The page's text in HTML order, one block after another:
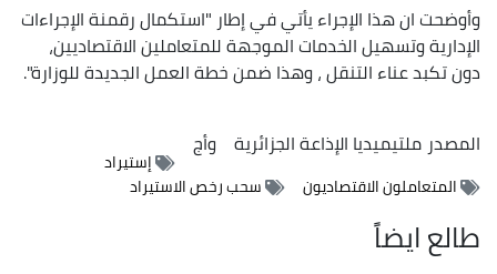
وأوضحت ان هذا الإجراء يأتي في إطار "استكمال رقمنة الإجراءات
الإدارية وتسهيل الخدمات الموجهة للمتعاملين الاقتصاديين،
دون تكبد عناء التنقل ، وهذا ضمن خطة العمل الجديدة للوزارة".
المصدرملتيميديا الإذاعة الجزائرية وأج
إستيراد
المتعاملون الاقتصاديون
سحب رخص الاستيراد
طالع ايضاً